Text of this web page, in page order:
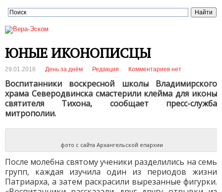
ЮНЫЕ ИКОНОПИСЦЫ
29.01.2018 День за днём Редакция Комментариев нет
Воспитанники воскресной школы Владимирского
храма Северодвинска смастерили клейма для иконы
святителя Тихона, сообщает пресс-служба
митрополии.
фото с сайта Архангельской епархии
После молебна святому ученики разделились на семь
групп, каждая изучила один из периодов жизни
Патриарха, а затем раскрасили вырезанные фигурки.